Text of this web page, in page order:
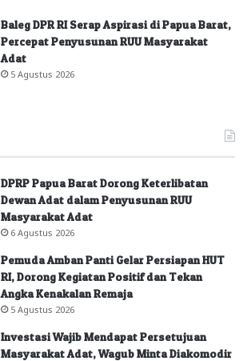
Baleg DPR RI Serap Aspirasi di Papua Barat,
Percepat Penyusunan RUU Masyarakat
Adat
5 Agustus 2026
DPRP Papua Barat Dorong Keterlibatan
Dewan Adat dalam Penyusunan RUU
Masyarakat Adat
6 Agustus 2026
Pemuda Amban Panti Gelar Persiapan HUT
RI, Dorong Kegiatan Positif dan Tekan
Angka Kenakalan Remaja
5 Agustus 2026
Investasi Wajib Mendapat Persetujuan
Masyarakat Adat, Wagub Minta Diakomodir